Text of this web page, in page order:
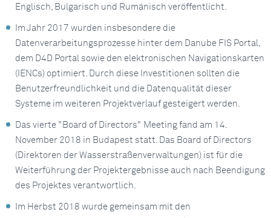
Englisch, Bulgarisch und Rumänisch veröffentlicht.
Im Jahr 2017 wurden insbesondere die
Datenverarbeitungsprozesse hinter dem Danube FIS Portal,
dem D4D Portal sowie den elektronischen Navigationskarten
(IENCs) optimiert. Durch diese Investitionen sollten die
Benutzerfreundlichkeit und die Datenqualität dieser
Systeme im weiteren Projektverlauf gesteigert werden.
Das vierte "Board of Directors" Meeting fand am 14.
November 2018 in Budapest statt. Das Board of Directors
(Direktoren der Wasserstraßenverwaltungen) ist für die
Weiterführung der Projektergebnisse auch nach Beendigung
des Projektes verantwortlich.
Im Herbst 2018 wurde gemeinsam mit den